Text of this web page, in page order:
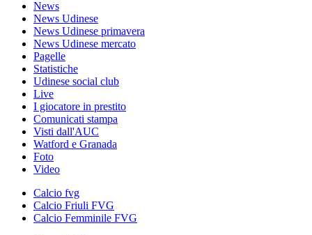
News
News Udinese
News Udinese primavera
News Udinese mercato
Pagelle
Statistiche
Udinese social club
Live
I giocatore in prestito
Comunicati stampa
Visti dall'AUC
Watford e Granada
Foto
Video
Calcio fvg
Calcio Friuli FVG
Calcio Femminile FVG